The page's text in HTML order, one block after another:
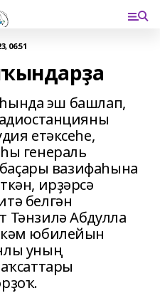
06:51
эш башлап,
етәксеһе,
генераль
вазифаһына
ирҙәрсә
белгән
Тәнзилә Абдулла
юбилейын
уның